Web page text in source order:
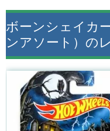
ボーンシェイカ
ンアソート）の